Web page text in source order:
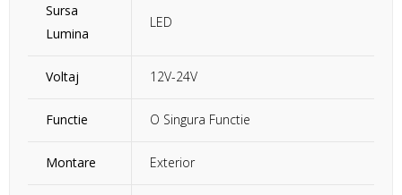
Sursa
Lumina
LED
Voltaj 12V-24V
Functie O Singura Functie
Montare Exterior